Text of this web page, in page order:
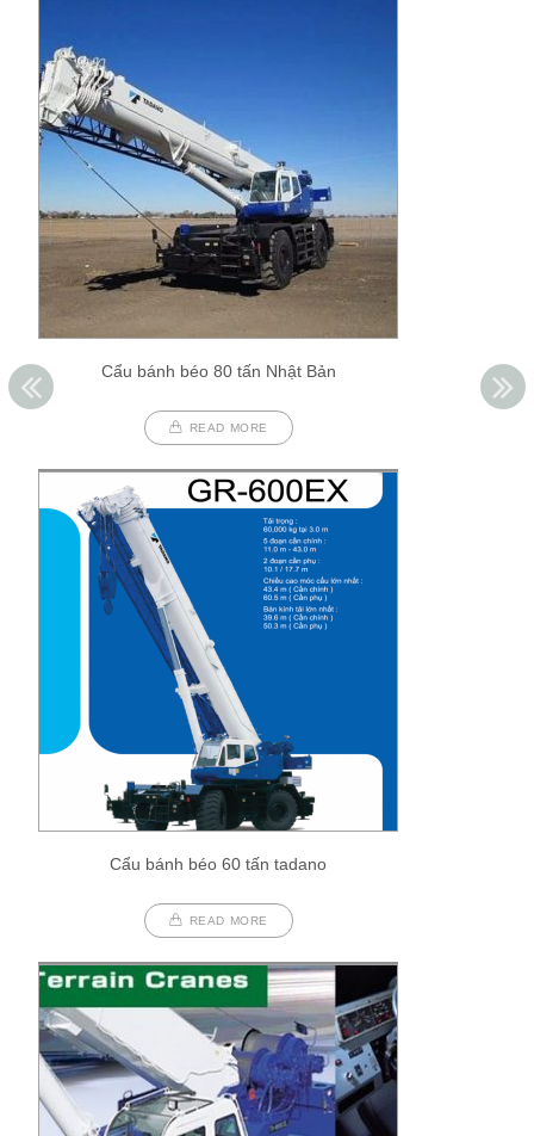
Cẩu bánh béo 80 tấn Nhật Bản
READ MORE
Cẩu bánh béo 60 tấn tadano
READ MORE